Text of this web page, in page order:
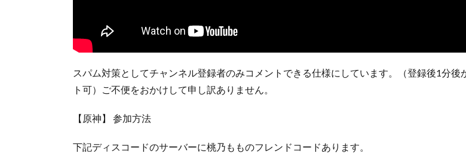
スパム対策としてチャンネル登録者のみコメントできる仕様にしています。（登録後1分後
ト可）ご不便をおかけして申し訳ありません。
【原神】 参加方法
下記ディスコードのサーバーに桃乃もものフレンドコードあります。